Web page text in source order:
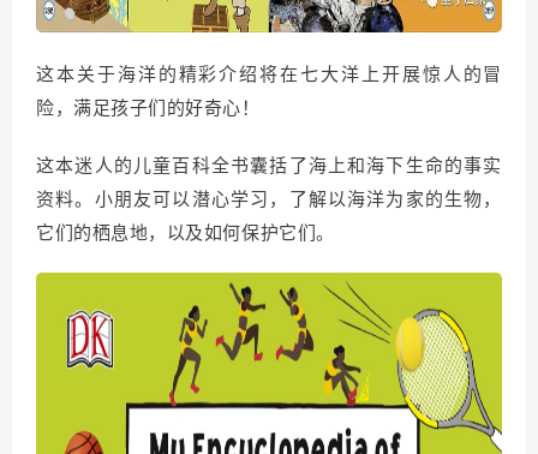
这本关于海洋的精彩介绍将在七大洋上开展惊人的冒
险，满足孩子们的好奇心！
这本迷人的儿童百科全书囊括了海上和海下生命的事实
资料。小朋友可以潜心学习，了解以海洋为家的生物，
它们的栖息地，以及如何保护它们。